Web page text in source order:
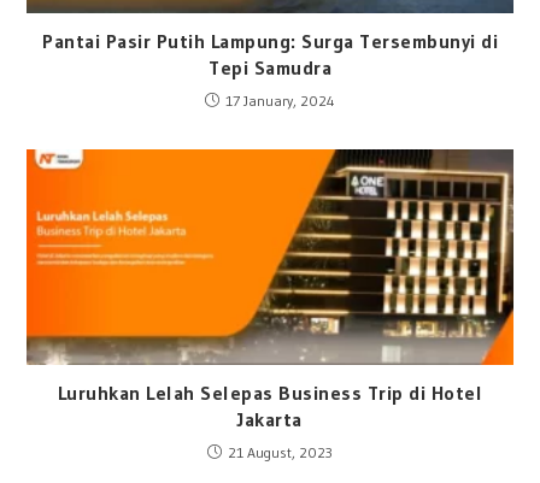
Pantai Pasir Putih Lampung: Surga Tersembunyi di
Tepi Samudra
17 January, 2024
Luruhkan Lelah Selepas Business Trip di Hotel
Jakarta
21 August, 2023